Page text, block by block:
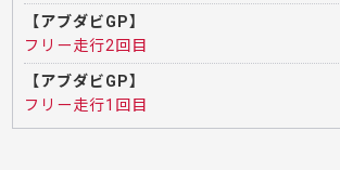
【アブダビGP】
フリー走行2回目
【アブダビGP】
フリー走行1回目